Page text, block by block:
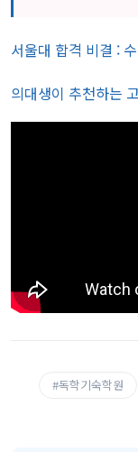
서울대 합격 비결 :
의대생이 추천하는
#독학기숙학원